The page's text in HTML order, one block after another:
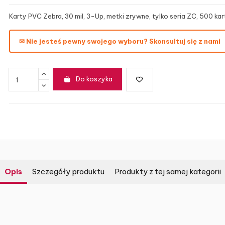
Karty PVC Zebra, 30 mil, 3-Up, metki zrywne, tylko seria ZC, 500
✉ Nie jesteś pewny swojego wyboru? Skonsultuj się z nami
Do koszyka
Opis Szczegóły produktu Produkty z tej samej kategorii